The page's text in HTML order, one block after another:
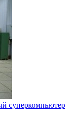
суперкомпьютер